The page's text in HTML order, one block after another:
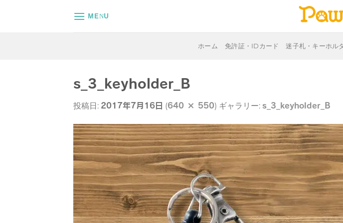
MENU
ホーム 免許証・IDカード 迷子札・キーホル
s_3_keyholder_B
投稿日: 2017年7月16日 (640 × 550) ギャラリー: s_3_keyholder_B